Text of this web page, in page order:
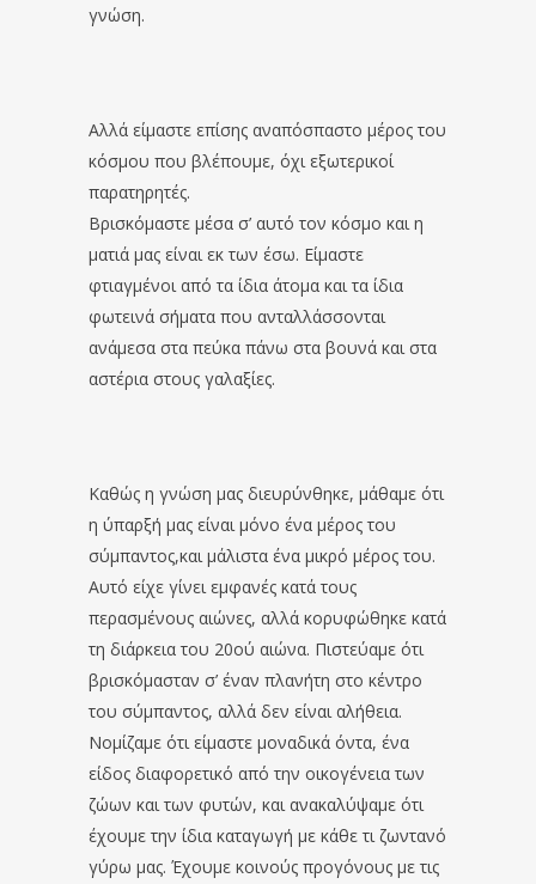
γνώση.
Αλλά είμαστε επίσης αναπόσπαστο μέρος του
κόσμου που βλέπουμε, όχι εξωτερικοί
παρατηρητές.
Βρισκόμαστε μέσα σ’ αυτό τον κόσμο και η
ματιά μας είναι εκ των έσω. Είμαστε
φτιαγμένοι από τα ίδια άτομα και τα ίδια
φωτεινά σήματα που ανταλλάσσονται
ανάμεσα στα πεύκα πάνω στα βουνά και στα
αστέρια στους γαλαξίες.
Καθώς η γνώση μας διευρύνθηκε, μάθαμε ότι
η ύπαρξή μας είναι μόνο ένα μέρος του
σύμπαντος,και μάλιστα ένα μικρό μέρος του.
Αυτό είχε γίνει εμφανές κατά τους
περασμένους αιώνες, αλλά κορυφώθηκε κατά
τη διάρκεια του 20ού αιώνα. Πιστεύαμε ότι
βρισκόμασταν σ’ έναν πλανήτη στο κέντρο
του σύμπαντος, αλλά δεν είναι αλήθεια.
Νομίζαμε ότι είμαστε μοναδικά όντα, ένα
είδος διαφορετικό από την οικογένεια των
ζώων και των φυτών, και ανακαλύψαμε ότι
έχουμε την ίδια καταγωγή με κάθε τι ζωντανό
γύρω μας. Έχουμε κοινούς προγόνους με τις